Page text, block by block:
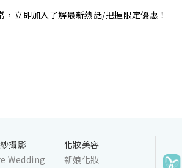
立即加入了解最新熱話/把握限定優惠！
攝影
Wedding
化妝美容
新娘化妝